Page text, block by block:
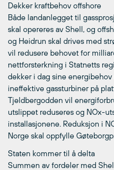
Dekker kraftbehov offshore
Både landanlegget til
skal opereres av Shell, og
og Heidrun skal drives med
vil redusere behovet for
nettforsterkning i Statnetts
dekker i dag sine
ineffektive gassturbiner på
Tjeldbergodden vil
utslippet reduseres og NOx-
installasjonene. Reduksjon i
Norge skal oppfylle
Staten kommer til å delta
Summen av fordeler med